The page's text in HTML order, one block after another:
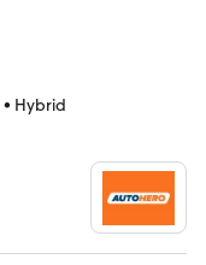
• Hybrid